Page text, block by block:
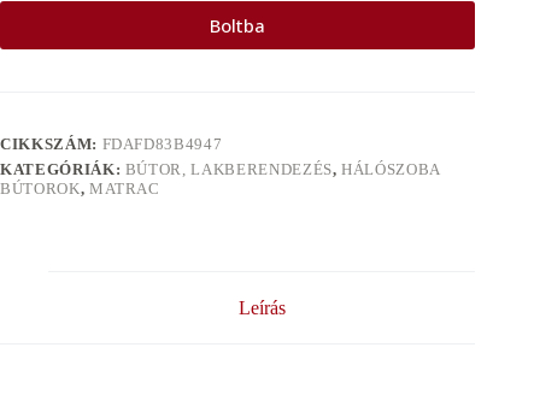
Boltba
CIKKSZÁM: FDAFD83B4947
KATEGÓRIÁK: BÚTOR, LAKBERENDEZÉS,HÁLÓSZOBA
BÚTOROK, MATRAC
Leírás